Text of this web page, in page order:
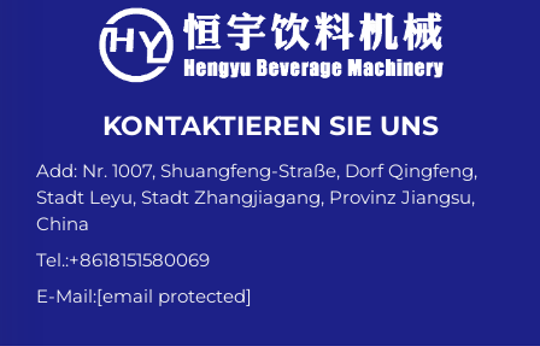
KONTAKTIEREN SIE UNS
Add: Nr. 1007, Shuangfeng-Straße, Dorf Qingfeng,
Stadt Leyu, Stadt Zhangjiagang, Provinz Jiangsu,
China
Tel.:+8618151580069
E-Mail:[email protected]